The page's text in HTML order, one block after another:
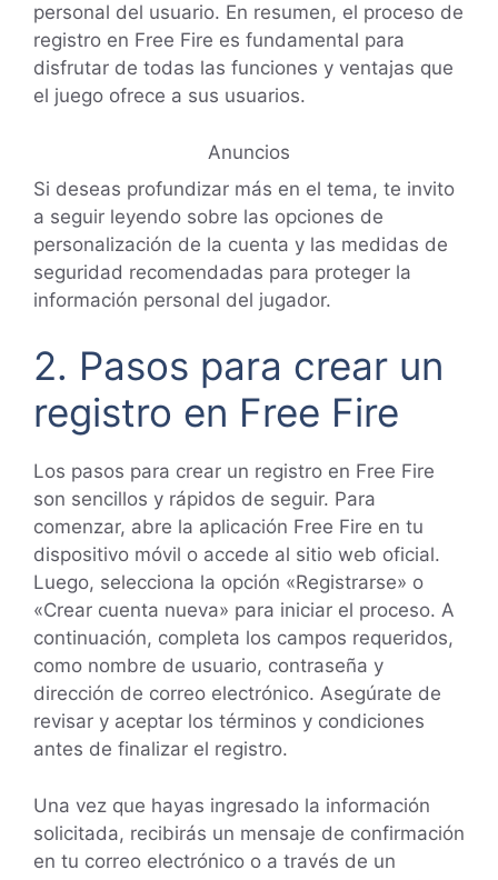
personal del usuario. En resumen, el proceso de
registro en Free Fire es fundamental para
disfrutar de todas las funciones y ventajas que
el juego ofrece a sus usuarios.
Anuncios
Si deseas profundizar más en el tema, te invito
a seguir leyendo sobre las opciones de
personalización de la cuenta y las medidas de
seguridad recomendadas para proteger la
información personal del jugador.
2. Pasos para crear un
registro en Free Fire
Los pasos para crear un registro en Free Fire
son sencillos y rápidos de seguir. Para
comenzar, abre la aplicación Free Fire en tu
dispositivo móvil o accede al sitio web oficial.
Luego, selecciona la opción «Registrarse» o
«Crear cuenta nueva» para iniciar el proceso. A
continuación, completa los campos requeridos,
como nombre de usuario, contraseña y
dirección de correo electrónico. Asegúrate de
revisar y aceptar los términos y condiciones
antes de finalizar el registro.
Una vez que hayas ingresado la información
solicitada, recibirás un mensaje de confirmación
en tu correo electrónico o a través de un